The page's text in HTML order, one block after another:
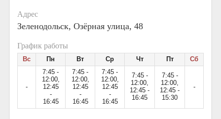
Адрес
Зеленодольск, Озёрная улица, 48
График работы
Вс Пн Вт Ср Чт Пт Сб
-
7:45 -
12:00,
12:45
-
16:45
7:45 -
12:00,
12:45
-
16:45
7:45 -
12:00,
12:45
-
16:45
7:45 -
12:00,
12:45 -
16:45
7:45 -
12:00,
12:45 -
15:30
-